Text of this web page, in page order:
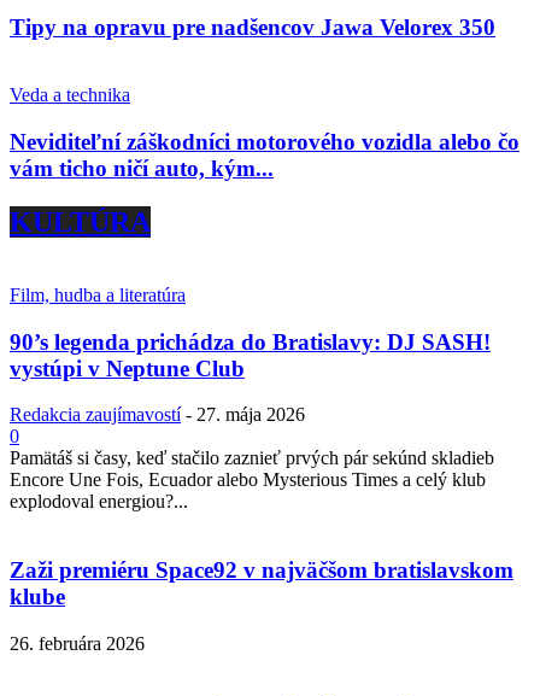
Tipy na opravu pre nadšencov Jawa Velorex 350
Veda a technika
Neviditeľní záškodníci motorového vozidla alebo čo
vám ticho ničí auto, kým...
KULTÚRA
Film, hudba a literatúra
90’s legenda prichádza do Bratislavy: DJ SASH!
vystúpi v Neptune Club
Redakcia zaujímavostí - 27. mája 2026
0
Pamätáš si časy, keď stačilo zaznieť prvých pár sekúnd skladieb
Encore Une Fois, Ecuador alebo Mysterious Times a celý klub
explodoval energiou?...
Zaži premiéru Space92 v najväčšom bratislavskom
klube
26. februára 2026